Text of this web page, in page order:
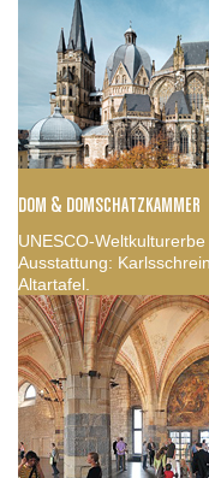
DOM & DOMSCHATZKAMMER
UNESCO-
Ausstattung:
Altartafel.